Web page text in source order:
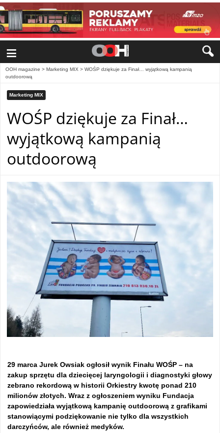
≡
OOH magazine > Marketing MIX > WOŚP dziękuje za Finał… wyjątkową kampanią
outdoorową
Marketing MIX
WOŚP dziękuje za Finał…
wyjątkową kampanią
outdoorową
29 marca Jurek Owsiak ogłosił wynik Finału WOŚP – na
zakup sprzętu dla dziecięcej laryngologii i diagnostyki głowy
zebrano rekordową w historii Orkiestry kwotę ponad 210
milionów złotych. Wraz z ogłoszeniem wyniku Fundacja
zapowiedziała wyjątkową kampanię outdoorową z grafikami
stanowiącymi podziękowanie nie tylko dla wszystkich
darczyńców, ale również medyków.